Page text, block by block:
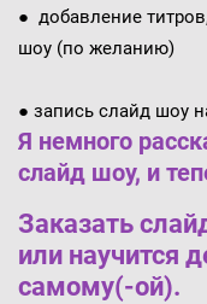
● добавление
шоу (по желанию)
● запись слайд шоу
Я немного
слайд шоу, и
Заказать
или научится
самому(-ой).